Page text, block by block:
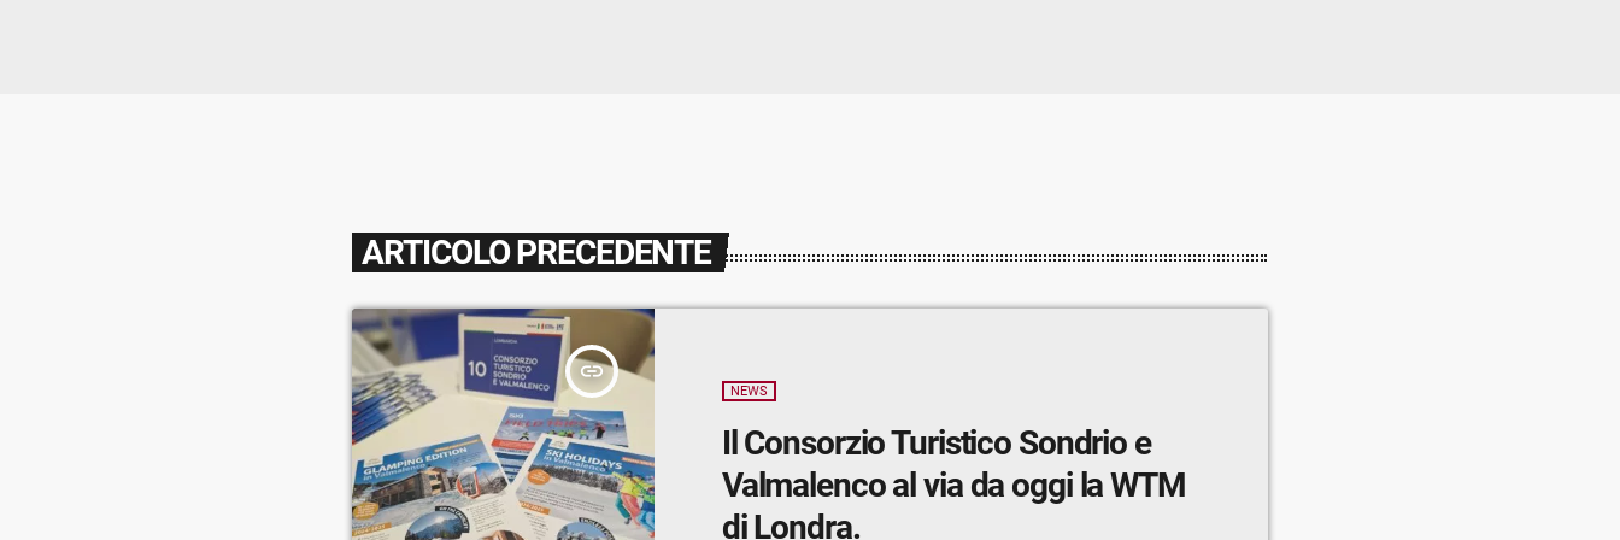
ARTICOLO PRECEDENTE
insert_link
NEWS
Il Consorzio Turistico Sondrio e
Valmalenco al via da oggi la WTM
di Londra.